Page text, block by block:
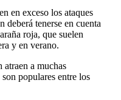
en exceso los ataques
deberá tenerse en cuenta
roja, que suelen
y en verano.
a muchas
populares entre los